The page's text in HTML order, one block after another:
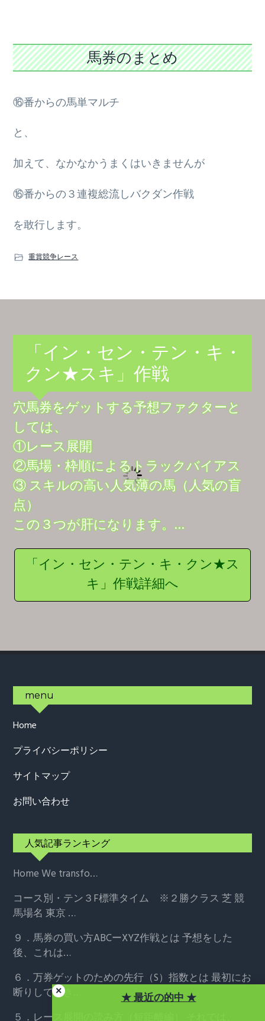
馬券のまとめ
⑯番からの馬単マルチ
と、
加えて、なかなかうまくはいきませんが
⑯番からの３連複総流しバクダン作戦
を敢行します。
重賞競争レース
「イン・セン・テン・キ・
クン★スキ」作戦
穴馬券をゲットする予想ファクターと
しては、
①レース展開
②馬場・枠順によるトラックバイアス
③ スキルの高い人気薄の馬（人気の盲
点）
この３つが肝になります。…
「イン・セン・テン・キ・クン★ス
キ」作戦詳細へ
Footer
menu
Home
プライバシーポリシー
サイトマップ
お問い合わせ
人気記事ランキング
HomeWe transfo…
コース別・テン３F標準タイム ※２勝クラス 芝 競
馬場名 東京 …
９．馬券の買い方ABCーXYZ作戦とは予想をした
後、これは…
６．万券ゲットのための先行（S）指数とは最初にお
断りしておき…
★ 最近の的中 ★